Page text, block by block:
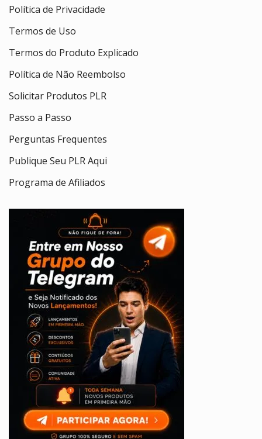
Política de Privacidade
Termos de Uso
Termos do Produto Explicado
Política de Não Reembolso
Solicitar Produtos PLR
Passo a Passo
Perguntas Frequentes
Publique Seu PLR Aqui
Programa de Afiliados